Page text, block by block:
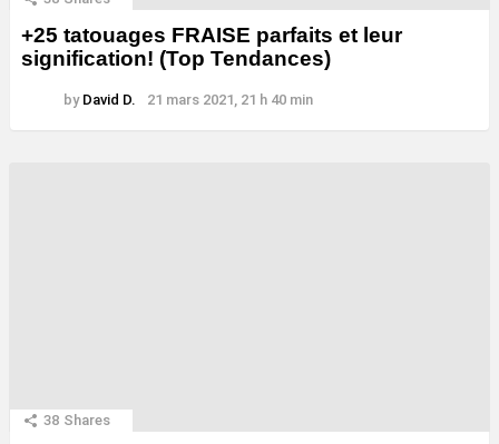
+25 tatouages ​​FRAISE parfaits et leur
signification! (Top Tendances)
by David D. 21 mars 2021, 21 h 40 min
38 Shares